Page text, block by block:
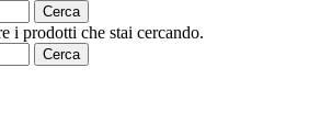
Cerca
i prodotti che stai cercando.
Cerca